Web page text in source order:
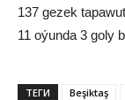
137 gezek
11 oýunda 3 goly
ТЕГИ Beşiktaş